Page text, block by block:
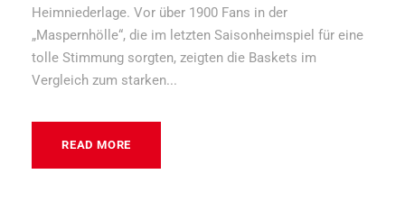
Heimniederlage. Vor über 1900 Fans in der
„Maspernhölle“, die im letzten Saisonheimspiel für eine
tolle Stimmung sorgten, zeigten die Baskets im
Vergleich zum starken...
READ MORE